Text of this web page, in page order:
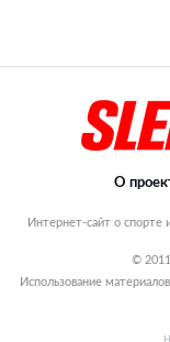
О
Интернет-сайт о
©
Использование